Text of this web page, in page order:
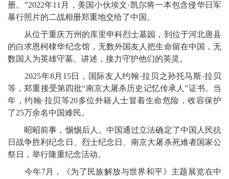
册。”2022年11月，美国小伙埃文·凯尔将一本包含侵华日军
暴行照片的二战相册郑重地交给了中国。
从位于重庆万州的库里申科烈士墓园，到位于河北唐县
的白求恩柯棣华纪念馆，无数外国友人把生命留在中国，无
数国人为英雄守墓、讲述，接力守护他们的英灵。
2025年8月15日，国际友人约翰·拉贝之孙托马斯·拉贝
等，郑重接受第四批“南京大屠杀历史记忆传承人”证书。当
年，约翰·拉贝等20多位外籍人士冒着生命危险，收容保护
了25万余名中国难民。
昭昭前事，惕惕后人。中国通过立法确定了中国人民抗
日战争胜利纪念日、烈士纪念日、南京大屠杀死难者国家公
祭日，举行隆重纪念活动。
今年7月，《为了民族解放与世界和平》主题展览在中